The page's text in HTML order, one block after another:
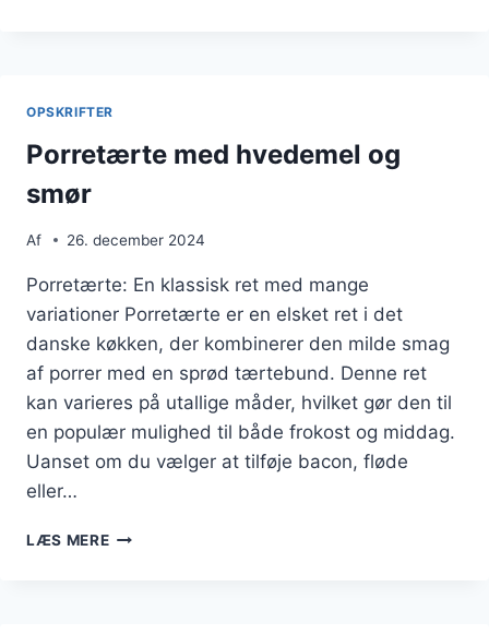
OPSKRIFTER
Porretærte med hvedemel og
smør
Af 26. december 2024
Porretærte: En klassisk ret med mange
variationer Porretærte er en elsket ret i det
danske køkken, der kombinerer den milde smag
af porrer med en sprød tærtebund. Denne ret
kan varieres på utallige måder, hvilket gør den til
en populær mulighed til både frokost og middag.
Uanset om du vælger at tilføje bacon, fløde
eller…
LÆS MEREPORRETÆRTE